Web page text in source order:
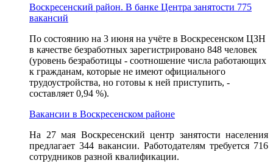
Воскресенский район. В банке Центра занятости 775
вакансий
По состоянию на 3 июня на учёте в Воскресенском ЦЗН
в качестве безработных зарегистрировано 848 человек
(уровень безработицы - соотношение числа работающих
к гражданам, которые не имеют официального
трудоустройства, но готовы к ней приступить, -
составляет 0,94 %).
Вакансии в Воскресенском районе
На 27 мая Воскресенский центр занятости населения
предлагает 344 вакансии. Работодателям требуется 716
сотрудников разной квалификации.